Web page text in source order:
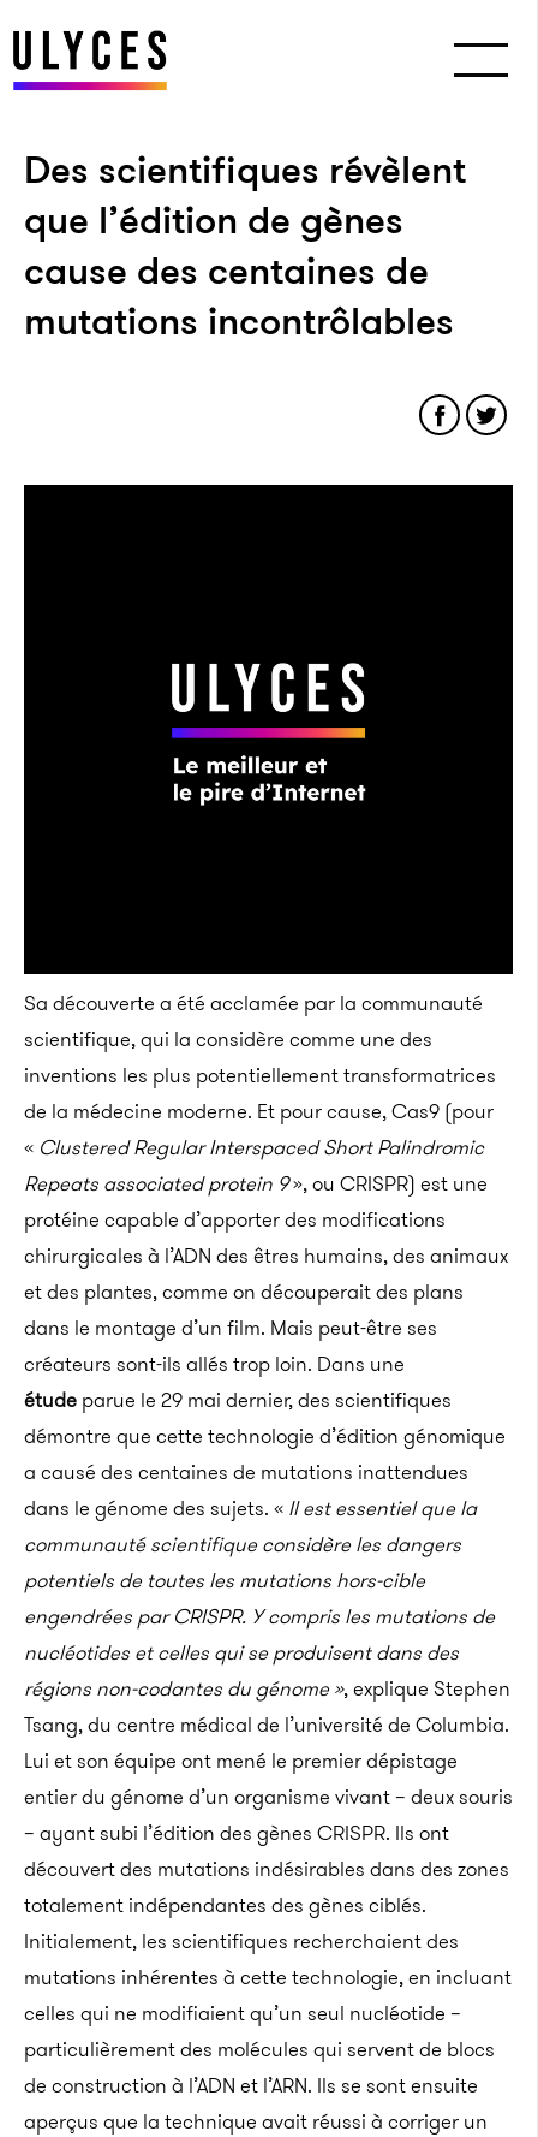
Des scientifiques révèlent
que l’édition de gènes
cause des centaines de
mutations incontrôlables
Sa découverte a été acclamée par la communauté
scientifique, qui la considère comme une des
inventions les plus potentiellement transformatrices
de la médecine moderne. Et pour cause, Cas9 (pour
« Clustered Regular Interspaced Short Palindromic
Repeats associated protein 9», ou CRISPR) est une
protéine capable d’apporter des modifications
chirurgicales à l’ADN des êtres humains, des animaux
et des plantes, comme on découperait des plans
dans le montage d’un film. Mais peut-être ses
créateurs sont-ils allés trop loin. Dans une
étude parue le 29 mai dernier, des scientifiques
démontre que cette technologie d’édition génomique
a causé des centaines de mutations inattendues
dans le génome des sujets. « Il est essentiel que la
communauté scientifique considère les dangers
potentiels de toutes les mutations hors-cible
engendrées par CRISPR. Y compris les mutations de
nucléotides et celles qui se produisent dans des
régions non-codantes du génome », explique Stephen
Tsang, du centre médical de l’université de Columbia.
Lui et son équipe ont mené le premier dépistage
entier du génome d’un organisme vivant – deux souris
– ayant subi l’édition des gènes CRISPR. Ils ont
découvert des mutations indésirables dans des zones
totalement indépendantes des gènes ciblés.
Initialement, les scientifiques recherchaient des
mutations inhérentes à cette technologie, en incluant
celles qui ne modifiaient qu’un seul nucléotide –
particulièrement des molécules qui servent de blocs
de construction à l’ADN et l’ARN. Ils se sont ensuite
aperçus que la technique avait réussi à corriger un